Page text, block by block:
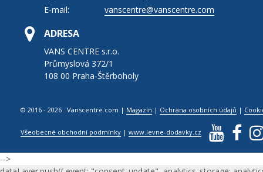
E-mail:
vanscentre@vanscentre.com
ADRESA
VANS CENTRE s.r.o.
Průmyslová 372/1
108 00 Praha-Štěrboholy
© 2016 - 2026 Vanscentre.com | Magazín | Ochrana osobních údajů |
Všeobecné obchodní podmínky |www.levne-dodavky.cz
-->